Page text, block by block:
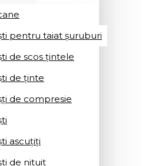
pentru taiat șuruburi
de scos țintele
de ținte
de compresie
ascuțiți
de nituit